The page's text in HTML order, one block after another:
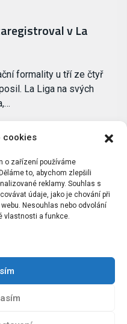
cookies
o zařízení používáme
to, abychom zlepšili
reklamy. Souhlas s
údaje, jako je chování při
Nesouhlas nebo odvolání
vlastnosti a funkce.
v La
formality u tří ze čtyř
La Liga na svých